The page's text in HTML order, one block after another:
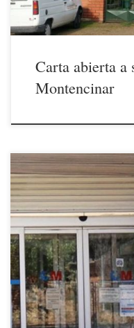
Carta abierta a
Montencinar
5/12/2020 Desde hoy dia 5
mes el Centro de Salud de
solidaridad (sarcasmo) con
Madrid decretado por la
dias 9, […]